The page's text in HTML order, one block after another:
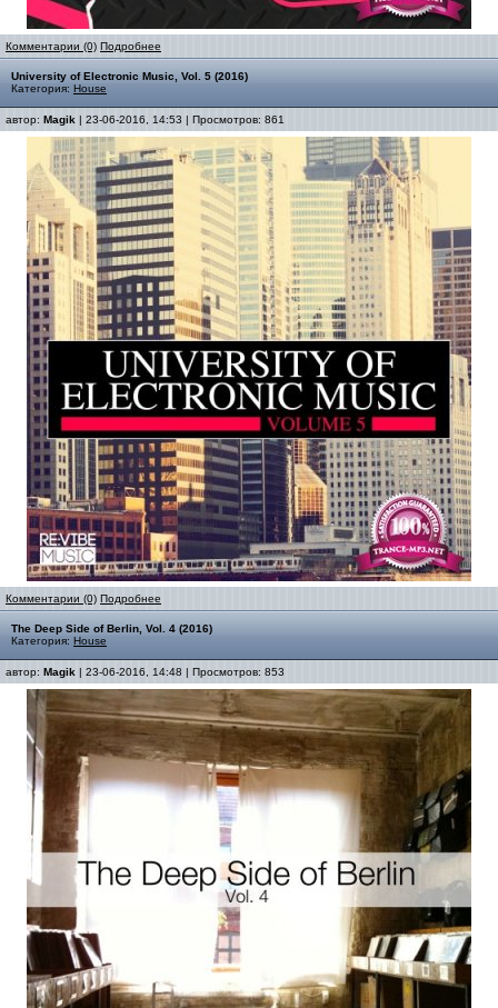
Комментарии (0) Подробнее
University of Electronic Music, Vol. 5 (2016)
Категория: House
автор: Magik | 23-06-2016, 14:53 | Просмотров: 861
Комментарии (0) Подробнее
The Deep Side of Berlin, Vol. 4 (2016)
Категория: House
автор: Magik | 23-06-2016, 14:48 | Просмотров: 853